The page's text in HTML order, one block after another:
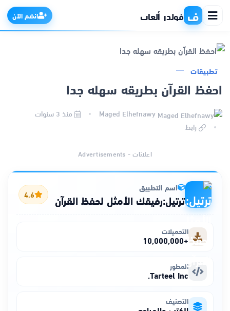
ف فولدر ألعاب انضم الآن
التطبيقات
ذكاء اصطناعي
تطبيقات
احفظ القرآن بطريقه سهله جدا
منذ 3 سنوات
رابط
اعلانات - Advertisements
اسم التطبيق
ترتيل:رفيقك الأمثل لحفظ القرآن 4.6
التحميلات
+10,000,000
المطور
Tarteel Inc.
التصنيف